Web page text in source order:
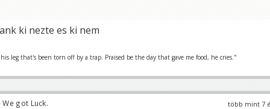
ki nezte es ki nem
leg that's been torn off by a trap. Praised be the day that gave me food, he cries."
több mint 7
got Luck.